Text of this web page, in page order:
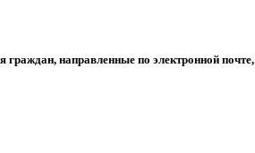
граждан, направленные по электронной почте,